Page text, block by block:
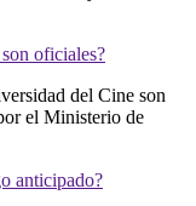
oficiales?
del Cine son
el Ministerio de
anticipado?